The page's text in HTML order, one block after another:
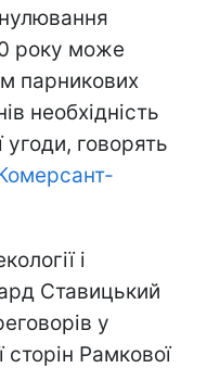
року може
парникових
необхідність
угоди, говорять
і
Ставицький
у
сторін Рамкової